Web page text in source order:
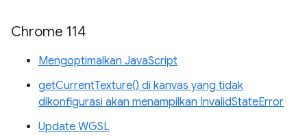
Chrome 114
Mengoptimalkan JavaScript
getCurrentTexture() di kanvas yang tidak
dikonfigurasi akan menampilkan InvalidStateError
Update WGSL